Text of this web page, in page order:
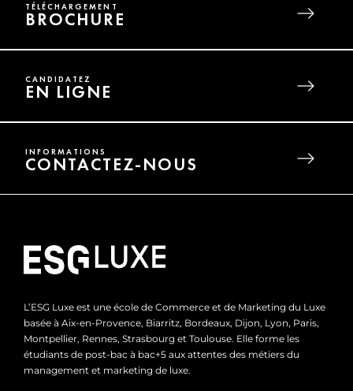
TÉLÉCHARGEMENT
BROCHURE
CANDIDATEZ
EN LIGNE
INFORMATIONS
CONTACTEZ-NOUS
L’ESG Luxe est une école de Commerce et de Marketing du Luxe
basée à Aix-en-Provence, Biarritz, Bordeaux, Dijon, Lyon, Paris,
Montpellier, Rennes, Strasbourg et Toulouse. Elle forme les
étudiants de post-bac à bac+5 aux attentes des métiers du
management et marketing de luxe.